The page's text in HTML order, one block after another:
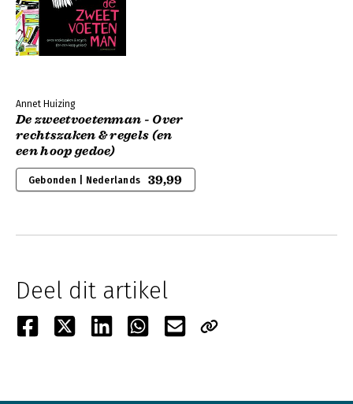
Annet Huizing
De zweetvoetenman - Over
rechtszaken & regels (en
een hoop gedoe)
Gebonden | Nederlands 39,99
Deel dit artikel